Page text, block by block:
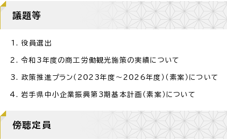
議題等
役員選出
令和3年度の商工労働観光施策の実績について
政策推進プラン（2023年度～2026年度）（素案）について
岩手県中小企業振興第3期基本計画（素案）について
傍聴定員